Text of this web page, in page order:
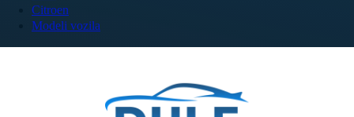
Citroen
Modeli vozila